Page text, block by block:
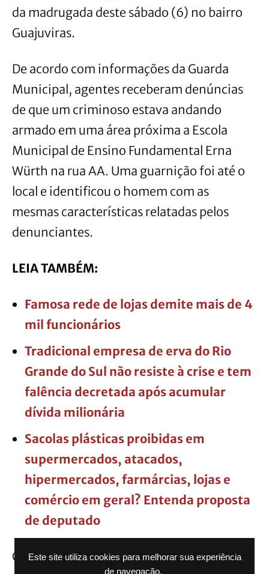
Este site utiliza cookies para melhorar sua experiência
de navegação.
da madrugada deste sábado (6) no bairro
Guajuviras.
De acordo com informações da Guarda
Municipal, agentes receberam denúncias
de que um criminoso estava andando
armado em uma área próxima a Escola
Municipal de Ensino Fundamental Erna
Würth na rua AA. Uma guarnição foi até o
local e identificou o homem com as
mesmas características relatadas pelos
denunciantes.
LEIA TAMBÉM:
Famosa rede de lojas demite mais de 4
mil funcionários
Tradicional empresa de erva do Rio
Grande do Sul não resiste à crise e tem
falência decretada após acumular
dívida milionária
Sacolas plásticas proibidas em
supermercados, atacados,
hipermercados, farmárcias, lojas e
comércio em geral? Entenda proposta
de deputado
Quando viu a viatura, o criminoso tentou